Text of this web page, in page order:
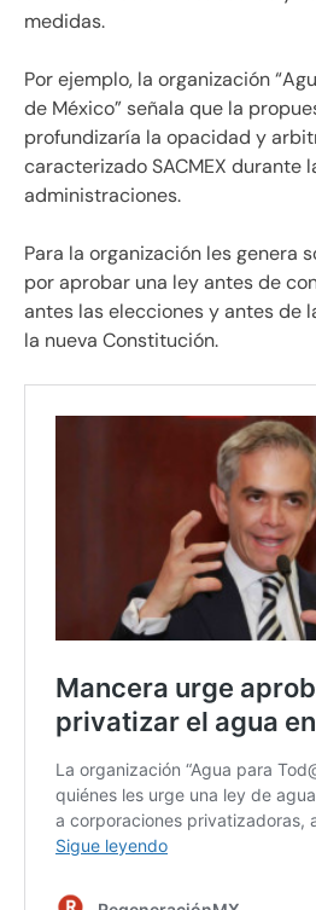
medidas.
Por ejemplo, la organización
de México” señala que la
profundizaría la opacidad y
caracterizado SACMEX durante
administraciones.
Para la organización les genera
por aprobar una ley antes de
antes las elecciones y antes de
la nueva Constitución.